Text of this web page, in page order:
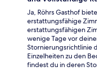
Ja, Röhrs Gasthof
erstattungsfähige
erstattungsfähigen
wenige Tage vor
Stornierungsrichtlinie
Einzelheiten zu den
findest du in deren